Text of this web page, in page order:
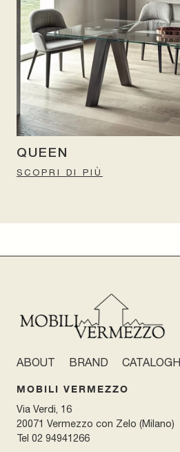
QUEEN
SCOPRI DI PIÙ
ABOUT BRAND CATALOGHI
MOBILI VERMEZZO
Via Verdi, 16
20071 Vermezzo con Zelo (Milano)
Tel 02 94941266